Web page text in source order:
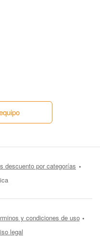
descuento por categorías
y condiciones de uso
legal